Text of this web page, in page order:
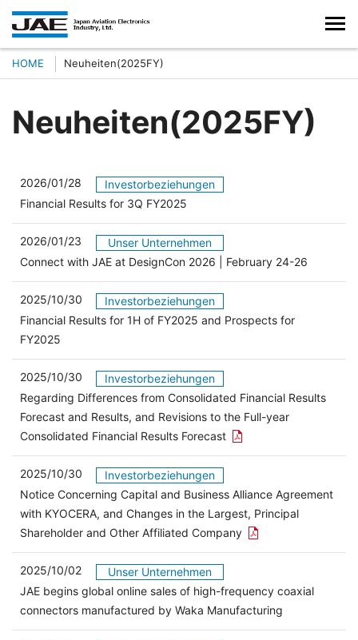
HOME Neuheiten(2025FY)
Neuheiten(2025FY)
2026/01/28
Investorbeziehungen
Financial Results for 3Q FY2025
2026/01/23
Unser Unternehmen
Connect with JAE at DesignCon 2026 | February 24-26
2025/10/30
Investorbeziehungen
Financial Results for 1H of FY2025 and Prospects for
FY2025
2025/10/30
Investorbeziehungen
Regarding Differences from Consolidated Financial Results
Forecast and Results, and Revisions to the Full-year
Consolidated Financial Results Forecast PDF-Link in einem
2025/10/30
Investorbeziehungen
Notice Concerning Capital and Business Alliance Agreement
with KYOCERA, and Changes in the Largest, Principal
Shareholder and Other Affiliated Company PDF-Link in einem
2025/10/02
Unser Unternehmen
JAE begins global online sales of high-frequency coaxial
connectors manufactured by Waka Manufacturing